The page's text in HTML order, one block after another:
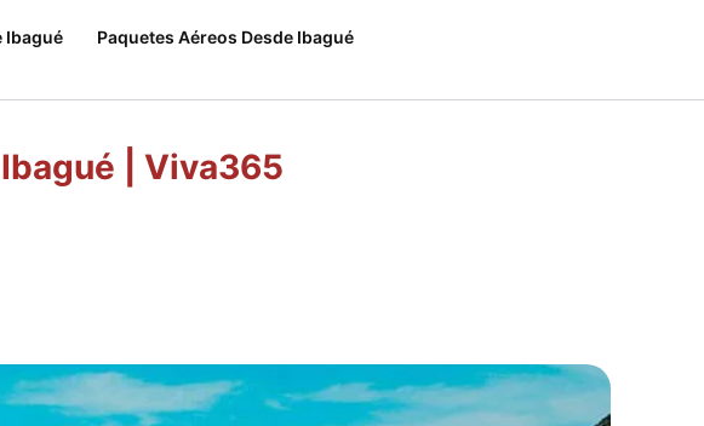
Ibagué
Paquetes Aéreos Desde Ibagué
| Viva365